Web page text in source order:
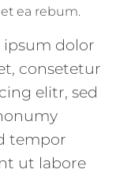
ea rebum.
ipsum dolor
consetetur
elitr, sed
tempor
ut labore